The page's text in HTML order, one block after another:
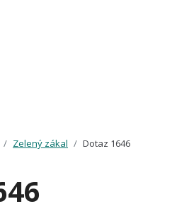
Zelený zákal Dotaz 1646